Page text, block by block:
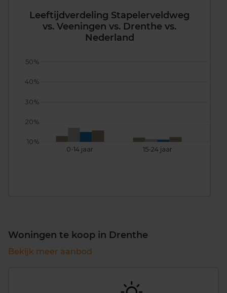
Leeftijdverdeling Stapelerveldweg
vs. Veeningen vs. Drenthe vs.
Nederland
0-14 jaar 15-24 jaar
10%
20%
30%
40%
50%
Woningen te koop in Drenthe
Bekijk meer aanbod